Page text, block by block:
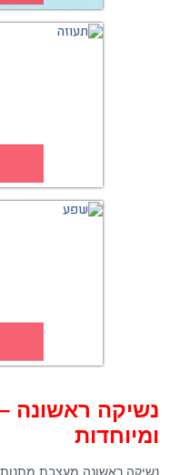
נשיקה ראשונה
ומיוחדות
נשיקה ראשונה מעצבת